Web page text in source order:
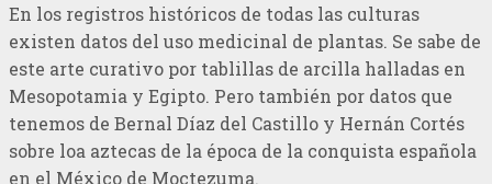
En los registros históricos de todas las culturas
existen datos del uso medicinal de plantas. Se sabe de
este arte curativo por tablillas de arcilla halladas en
Mesopotamia y Egipto. Pero también por datos que
tenemos de Bernal Díaz del Castillo y Hernán Cortés
sobre loa aztecas de la época de la conquista española
en el México de Moctezuma.